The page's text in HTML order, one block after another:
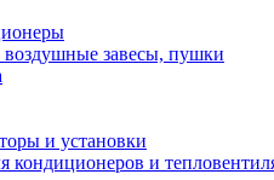
воздушные завесы, пушки
и установки
и